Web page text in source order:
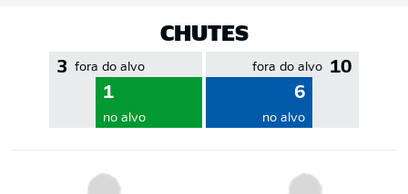
CHUTES
3 fora do alvo
1
no alvo
10
fora do alvo
6
no alvo